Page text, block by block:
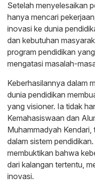
Setelah menyelesaikan
hanya mencari
inovasi ke dunia
dan kebutuhan
program pendidikan
mengatasi masalah-
Keberhasilannya dalam
dunia pendidikan
yang visioner. Ia tidak
Kemahasiswaan dan
Muhammadyah
dalam sistem
membuktikan bahwa
dari kalangan tertentu,
inovasi.